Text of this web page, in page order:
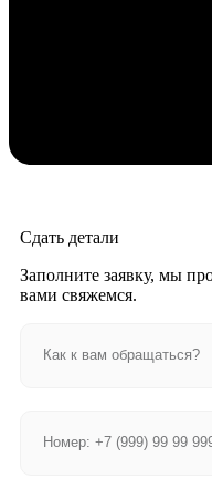
Сдать детали
Заполните заявку, мы
вами свяжемся.